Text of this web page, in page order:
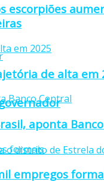
de alta em
aponta
empregos